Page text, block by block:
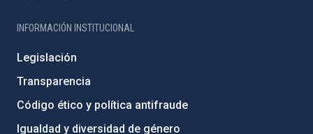
INFORMACIÓN INSTITUCIONAL
Legislación
Transparencia
Código ético y política antifraude
Igualdad y diversidad de género